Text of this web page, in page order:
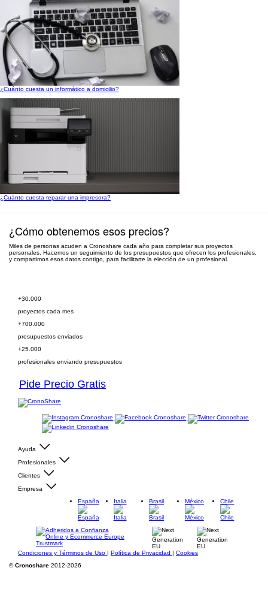
¿Cuánto cuesta un informático a domicilio?
¿Cuánto cuesta reparar una impresora?
¿Cómo obtenemos esos precios?
Miles de personas acuden a Cronoshare cada año para completar sus proyectos
personales. Hacemos un seguimiento de los presupuestos que ofrecen los profesionales,
y compartimos esos datos contigo, para facilitarte la elección de un profesional.
+30.000
proyectos cada mes
+700.000
presupuestos enviados
+25.000
profesionales enviando presupuestos
Pide Precio Gratis
Ayuda
Profesionales
Clientes
Empresa
España
Italia Brasil México Chile
Condiciones y Términos de Uso | Política de Privacidad | Cookies
©Cronoshare 2012-2026